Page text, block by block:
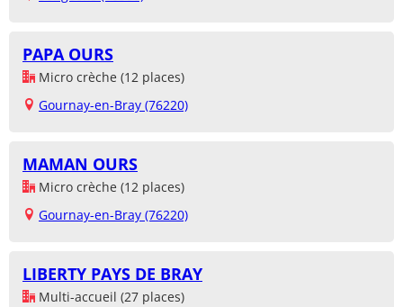
PAPA OURS
Micro crèche (12 places)
Gournay-en-Bray (76220)
MAMAN OURS
Micro crèche (12 places)
Gournay-en-Bray (76220)
LIBERTY PAYS DE BRAY
Multi-accueil (27 places)